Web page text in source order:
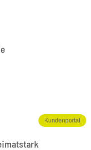
Kundenportal